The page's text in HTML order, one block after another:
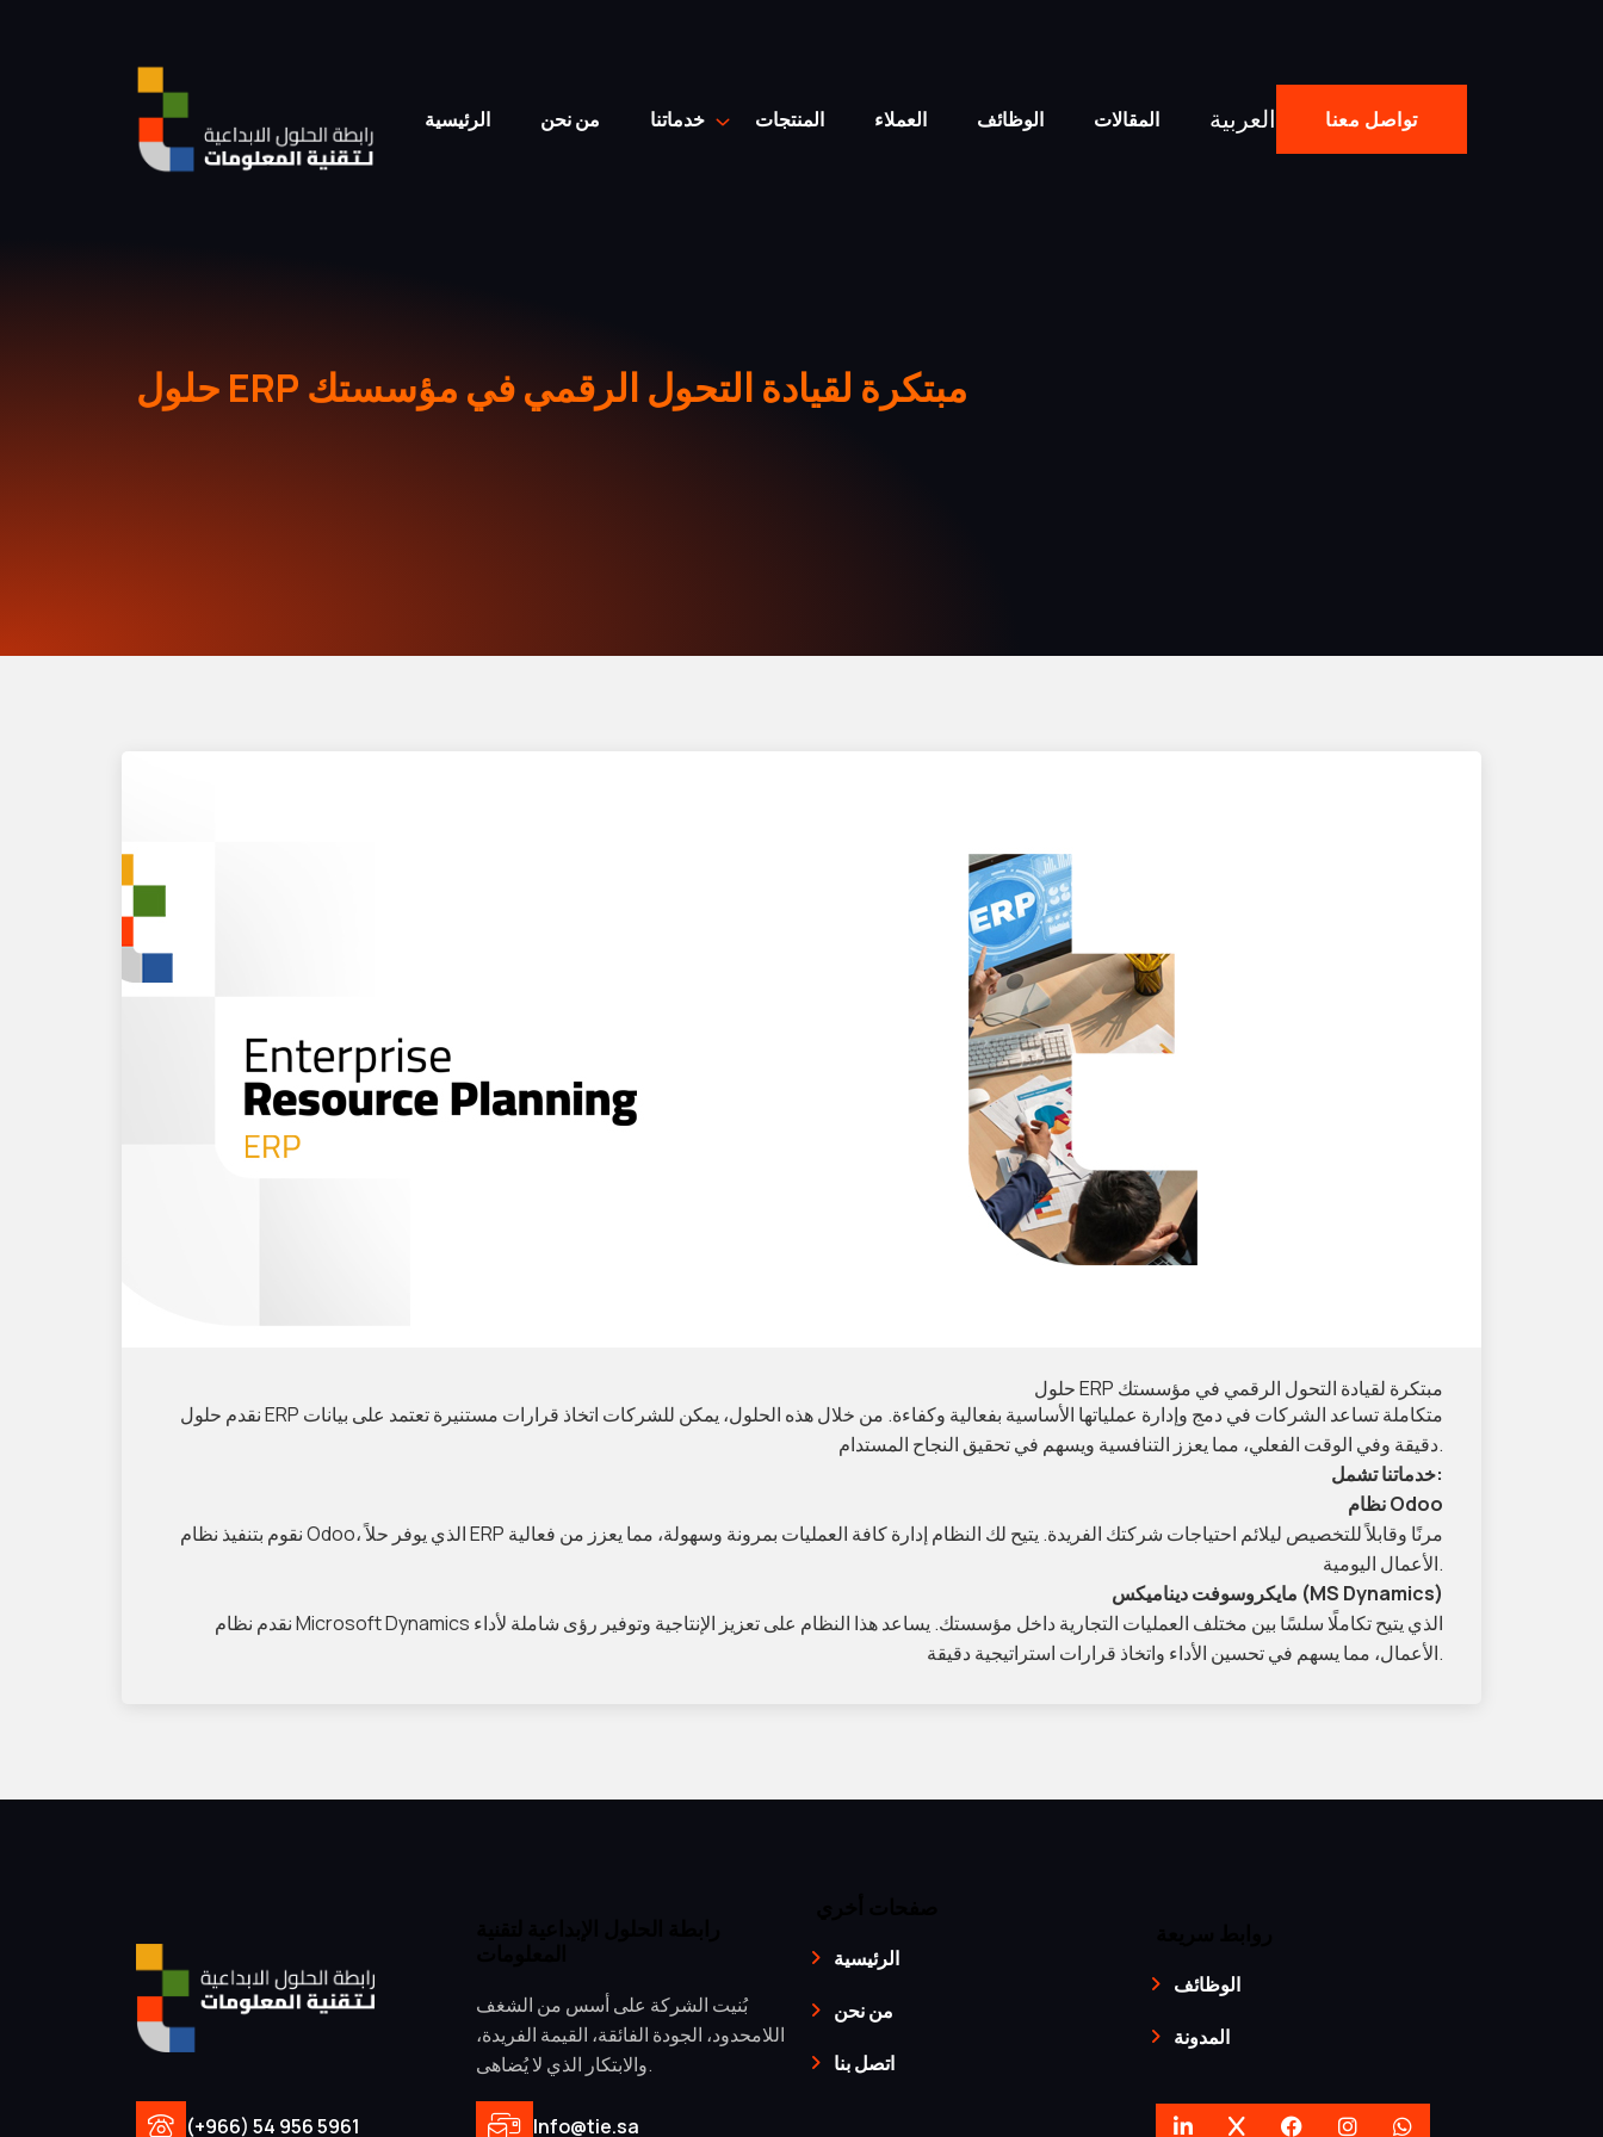
الرئيسية من نحن خدماتنا المنتجات العملاء الوظائف المقالات العربية تواصل معنا
حلول ERP مبتكرة لقيادة التحول الرقمي في مؤسستك
حلول ERP مبتكرة لقيادة التحول الرقمي في مؤسستك
نقدم حلول ERP متكاملة تساعد الشركات في دمج وإدارة عملياتها الأساسية بفعالية وكفاءة. من خلال هذه الحلول، يمكن للشركات اتخاذ قرارات مستنيرة تعتمد على بيانات
دقيقة وفي الوقت الفعلي، مما يعزز التنافسية ويسهم في تحقيق النجاح المستدام.
خدماتنا تشمل:
نظام Odoo
نقوم بتنفيذ نظام Odoo، الذي يوفر حلاً ERP مرنًا وقابلاً للتخصيص ليلائم احتياجات شركتك الفريدة. يتيح لك النظام إدارة كافة العمليات بمرونة وسهولة، مما يعزز من فعالية
الأعمال اليومية.
مايكروسوفت ديناميكس (MS Dynamics)
نقدم نظام Microsoft Dynamics الذي يتيح تكاملًا سلسًا بين مختلف العمليات التجارية داخل مؤسستك. يساعد هذا النظام على تعزيز الإنتاجية وتوفير رؤى شاملة لأداء
الأعمال، مما يسهم في تحسين الأداء واتخاذ قرارات استراتيجية دقيقة.
بُنيت الشركة على أسس من الشغف
اللامحدود، الجودة الفائقة، القيمة الفريدة،
والابتكار الذي لا يُضاهى.
الرئيسية
من نحن
اتصل بنا
الوظائف
المدونة
(+966) 54 956 5961 Info@tie.sa